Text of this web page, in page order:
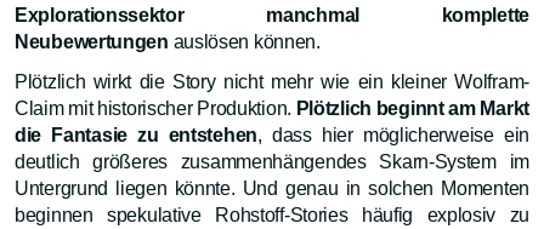
Explorationssektor manchmal komplette
Neubewertungen auslösen können.
Plötzlich wirkt die Story nicht mehr wie ein kleiner Wolfram-
Claim mit historischer Produktion. Plötzlich beginnt am Markt
die Fantasie zu entstehen, dass hier möglicherweise ein
deutlich größeres zusammenhängendes Skarn-System im
Untergrund liegen könnte. Und genau in solchen Momenten
beginnen spekulative Rohstoff-Stories häufig explosiv zu